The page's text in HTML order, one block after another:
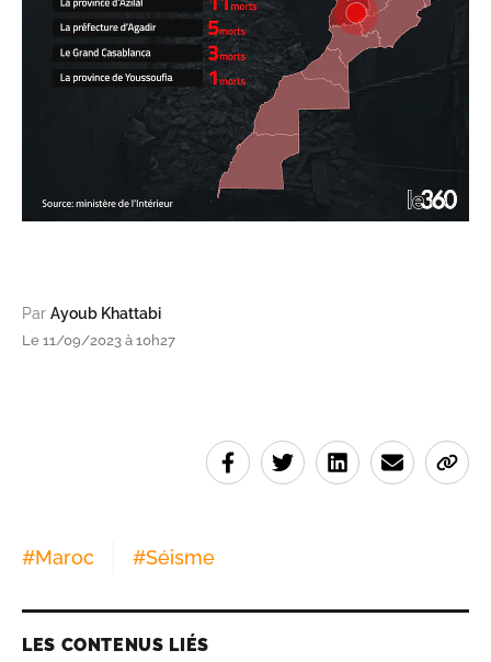
Par Ayoub Khattabi
Le 11/09/2023 à 10h27
#Maroc #Séisme
LES CONTENUS LIÉS